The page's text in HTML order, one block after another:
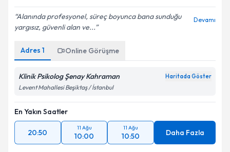
Metni'ni okudum ve kişisel verilerimin belirtilen
Alanında profesyonel, süreç boyunca bana sunduğu
yargısız, güvenli alan ve...
Devamı
Adres 1 Online Görüşme
Klinik Psikolog Şenay Kahraman Haritada Göster
Levent Mahallesi Beşiktaş / İstanbul
En Yakın Saatler
20:50
11 Ağu
10:00
11 Ağu
10:50 Daha Fazla